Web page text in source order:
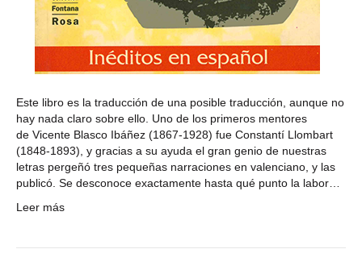
Este libro es la traducción de una posible traducción, aunque no
hay nada claro sobre ello. Uno de los primeros mentores
de Vicente Blasco Ibáñez (1867-1928) fue Constantí Llombart
(1848-1893), y gracias a su ayuda el gran genio de nuestras
letras pergeñó tres pequeñas narraciones en valenciano, y las
publicó. Se desconoce exactamente hasta qué punto la labor…
Leer más